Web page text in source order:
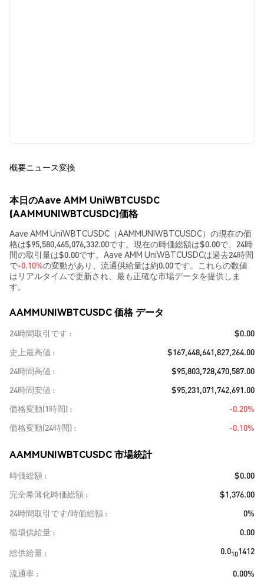
概要ニュース変換
本日のAave AMM UniWBTCUSDC
(AAMMUNIWBTCUSDC)価格
Aave AMM UniWBTCUSDC（AAMMUNIWBTCUSDC）の現在の価
格は$95,580,465,076,332.00です。現在の時価総額は$0.00で、24時
間の取引量は$0.00です。Aave AMM UniWBTCUSDCは過去24時間
で-0.10%の変動があり、流通供給量は約0.00です。これらの数値
はリアルタイムで更新され、最も正確な市場データを提供しま
す。
AAMMUNIWBTCUSDC 価格 データ
24時間取引です
$0.00
史上最高値
$167,448,641,827,264.00
24時間高値
$95,803,728,470,587.00
24時間安値
$95,231,071,742,691.00
価格変動(1時間)
-0.20%
価格変動(24時間)
-0.10%
AAMMUNIWBTCUSDC 市場統計
時価総額
$0.00
完全希薄化時価総額
$1,376.00
24時間取引です/時価総額
0%
循環供給量
0.00
総供給量
0.0101412
流通率 0.00%